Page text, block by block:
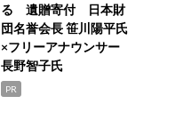
る 遺贈寄付 日本財
団名誉会長 笹川陽平氏
×フリーアナウンサー
長野智子氏
PR